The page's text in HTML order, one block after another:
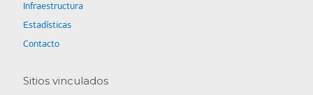
Infraestructura
Estadísticas
Contacto
Sitios vinculados